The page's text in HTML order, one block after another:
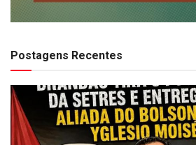
Postagens Recentes